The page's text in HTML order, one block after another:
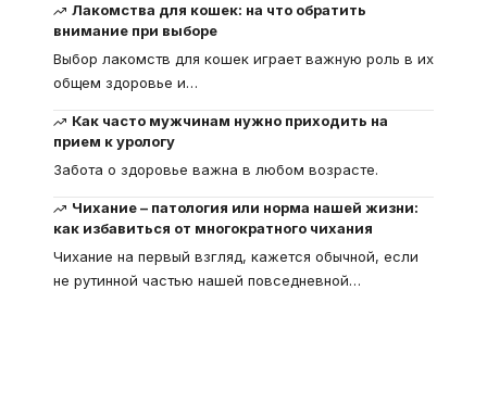
Лакомства для кошек: на что обратить
внимание при выборе
Выбор лакомств для кошек играет важную роль в их
общем здоровье и…
Как часто мужчинам нужно приходить на
прием к урологу
Забота о здоровье важна в любом возрасте.
Чихание – патология или норма нашей жизни:
как избавиться от многократного чихания
Чихание на первый взгляд, кажется обычной, если
не рутинной частью нашей повседневной…